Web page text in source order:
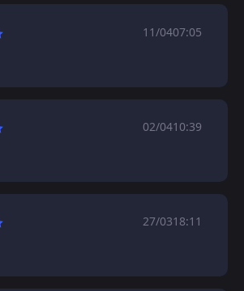
11/0407:05
02/0410:39
27/0318:11